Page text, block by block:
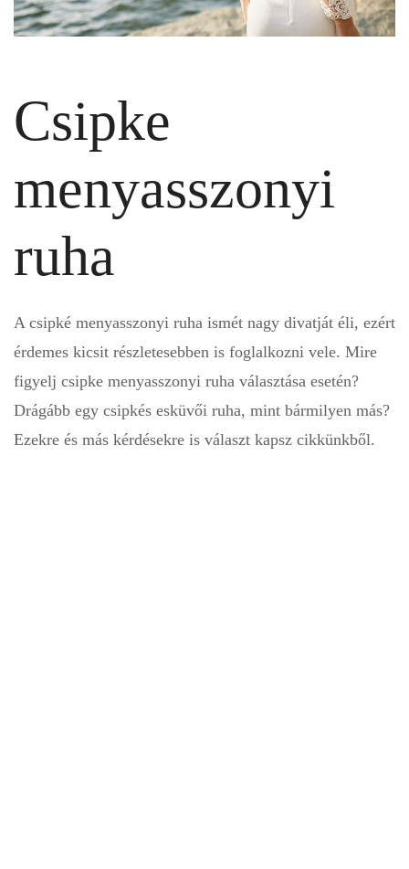
Csipke
menyasszonyi
ruha
A csipké menyasszonyi ruha ismét nagy divatját éli, ezért
érdemes kicsit részletesebben is foglalkozni vele. Mire
figyelj csipke menyasszonyi ruha választása esetén?
Drágább egy csipkés esküvői ruha, mint bármilyen más?
Ezekre és más kérdésekre is választ kapsz cikkünkből.